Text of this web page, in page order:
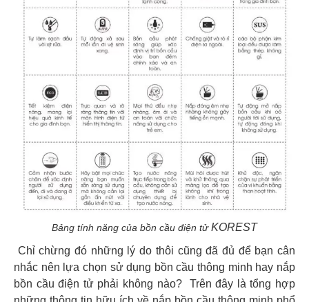
Bảng tính năng của bồn cầu điện tửKOREST
Chỉ chừng đó những lý do thôi cũng đã đủ để bạn cân
nhắc nên lựa chọn sử dụng bồn cầu thông minh hay nắp
bồn cầu điện tử phải không nào?
Trên đây là tổng hợp